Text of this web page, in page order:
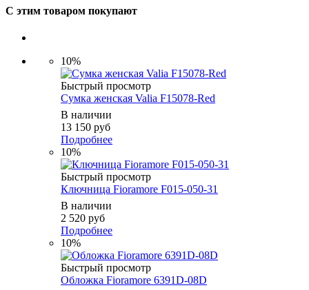
С этим товаром покупают
10%
Быстрый просмотр
Сумка женская Valia F15078-Red
В наличии
13 150 руб
Подробнее
10%
Быстрый просмотр
Ключница Fioramore F015-050-31
В наличии
2 520 руб
Подробнее
10%
Быстрый просмотр
Обложка Fioramore 6391D-08D